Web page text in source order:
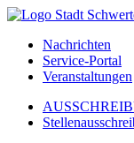
Nachrichten
Service-Portal
Veranstaltungen